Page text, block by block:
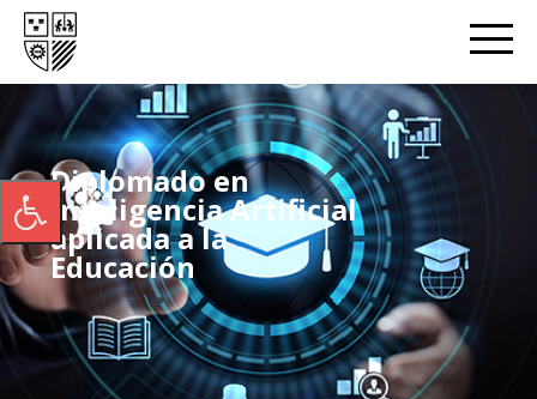
Diplomado en
Inteligencia Artificial
aplicada a la
Educación